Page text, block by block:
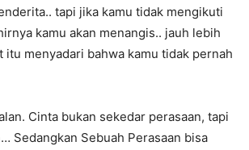
tapi jika kamu tidak mengikuti
kamu akan menangis.. jauh lebih
itu menyadari bahwa kamu tidak pernah
Cinta bukan sekedar perasaan, tapi
Sedangkan Sebuah Perasaan bisa